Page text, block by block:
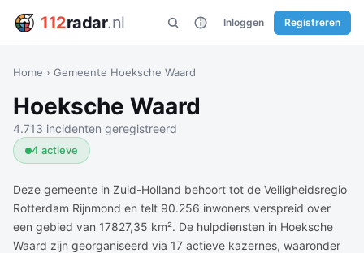
112radar.nl Inloggen Registreren
Home › Gemeente Hoeksche Waard
Hoeksche Waard
4.713 incidenten geregistreerd
4 actieve
Deze gemeente in Zuid-Holland behoort tot de Veiligheidsregio
Rotterdam Rijnmond en telt 90.256 inwoners verspreid over
een gebied van 17827,35 km². De hulpdiensten in Hoeksche
Waard zijn georganiseerd via 17 actieve kazernes, waaronder